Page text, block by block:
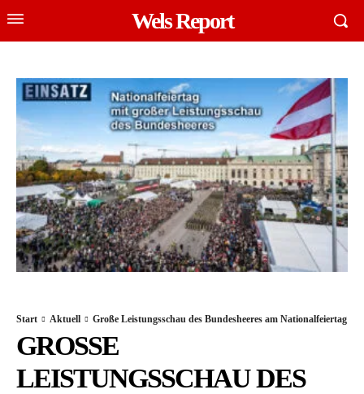
Wels Report
Start Aktuell Große Leistungsschau des Bundesheeres am Nationalfeiertag
GROSSE L
EISTUNGSSCHAU DES B